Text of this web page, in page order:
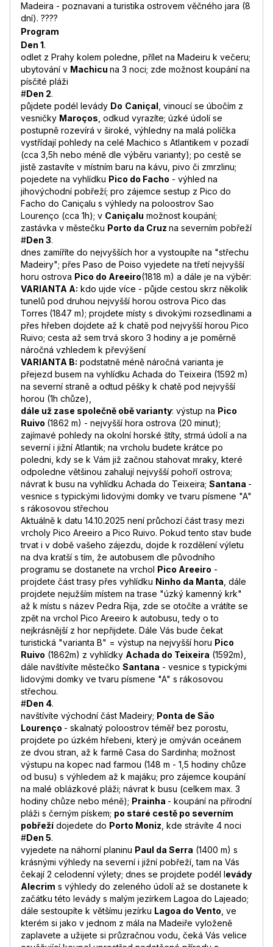
Madeira - poznavani a turistika ostrovem věčného jara (8
dní). ????
Program
Den 1.
odlet z Prahy kolem poledne, přílet na Madeiru k večeru;
ubytování v Machicu na 3 noci; zde možnost koupání na
písčité pláži
#Den 2.
půjdete podél levády Do Caniçal , vinoucí se úbočím z
vesničky Maroços , odkud vyrazíte; úzké údolí se
postupně rozevírá v široké, výhledny na malá políčka
vystřídají pohledy na celé Machico s Atlantikem v pozadí
(cca 3,5h nebo méně dle výběru varianty); po cestě se
jistě zastavíte v místním baru na kávu, pivo či zmrzlinu;
pojedete na vyhlídku Pico do Facho - výhled na
jihovýchodní pobřeží; pro zájemce sestup z Pico do
Facho do Caniçalu s výhledy na poloostrov Sao
Lourenço (cca 1h); v Caniçalu možnost koupání;
zastávka v městečku Porto da Cruz na severním pobřeží
#Den 3.
dnes zamíříte do nejvyšších hor a vystoupíte na "střechu
Madeiry"; přes Paso de Poiso vyjedete na třetí nejvyšší
horu ostrova Pico do Areeiro(1818 m) a dále je na výběr:
VARIANTA A: kdo ujde více - půjde cestou skrz několik
tunelů pod druhou nejvyšší horou ostrova Pico das
Torres (1847 m); projdete místy s divokými rozsedlinami a
přes hřeben dojdete až k chatě pod nejvyšší horou Pico
Ruivo; cesta až sem trvá skoro 3 hodiny a je poměrně
náročná vzhledem k převýšení
VARIANTA B: podstatně méně náročná varianta je
přejezd busem na vyhlídku Achada do Teixeira (1592 m)
na severní straně a odtud pěšky k chatě pod nejvyšší
horou (1h chůze),
dále už zase společně obě varianty: výstup na Pico
Ruivo (1862 m) - nejvyšší hora ostrova (20 minut);
zajímavé pohledy na okolní horské štíty, strmá údolí a na
severní i jižní Atlantik; na vrcholu budete krátce po
poledni, kdy se k Vám již začnou stahovat mraky, které
odpoledne většinou zahalují nejvyšší pohoří ostrova;
návrat k busu na vyhlídku Achada do Teixeira; Santana -
vesnice s typickými lidovými domky ve tvaru písmene "A"
s rákosovou střechou
Aktuálně k datu 14.10.2025 není průchozí část trasy mezi
vrcholy Pico Areeiro a Pico Ruivo. Pokud tento stav bude
trvat i v době vašeho zájezdu, dojde k rozdělení výletu
na dva kratší s tím, že autobusem dle původního
programu se dostanete na vrchol Pico Areeiro -
projdete část trasy přes vyhlídku Ninho da Manta , dále
projdete nejužším místem na trase "úzký kamenný krk"
až k místu s název Pedra Rija, zde se otočíte a vrátíte se
zpět na vrchol Pico Areeiro k autobusu, tedy o to
nejkrásnější z hor nepřijdete. Dále Vás bude čekat
turistická "varianta B" = výstup na nejvyšší horu Pico
Ruivo (1862m) z vyhlídky Achada do Teixeira (1592m),
dále navštívíte městečko Santana - vesnice s typickými
lidovými domky ve tvaru písmene "A" s rákosovou
střechou.
#Den 4.
navštívíte východní část Madeiry; Ponta de São
Lourenço - skalnatý poloostrov téměř bez porostu,
projdete po úzkém hřebeni, který je omýván oceánem
ze dvou stran, až k farmě Casa do Sardinha; možnost
výstupu na kopec nad farmou (148 m - 1,5 hodiny chůze
od busu) s výhledem až k majáku; pro zájemce koupání
na malé oblázkové pláži; návrat k busu (celkem max. 3
hodiny chůze nebo méně); Prainha - koupání na přírodní
pláži s černým pískem; po staré cestě po severním
pobřeží dojedete do Porto Moniz , kde strávíte 4 noci
#Den 5.
vyjedete na náhorní planinu Paul da Serra (1400 m) s
krásnými výhledy na severní i jižní pobřeží, tam na Vás
čekají 2 celodenní výlety; dnes se projdete podél levády
Alecrim s výhledy do zeleného údolí až se dostanete k
začátku této levády s malým jezírkem Lagoa do Lajeado;
dále sestoupíte k většímu jezírku Lagoa do Vento , ve
kterém si jako v jednom z mála na Madeiře vyloženě
zaplavete a užijete si průzračnou vodu, čeká Vás velice